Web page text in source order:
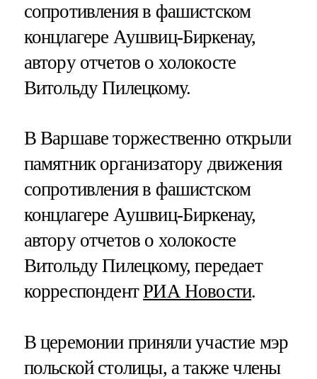
сопротивления в фашистском
концлагере Аушвиц-Биркенау,
автору отчетов о холокосте
Витольду Пилецкому.
В Варшаве торжественно открыли
памятник организатору движения
сопротивления в фашистском
концлагере Аушвиц-Биркенау,
автору отчетов о холокосте
Витольду Пилецкому, передает
корреспондентРИА Новости.
В церемонии приняли участие мэр
польской столицы, а также члены